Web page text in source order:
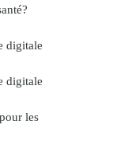
digitale
digitale
les